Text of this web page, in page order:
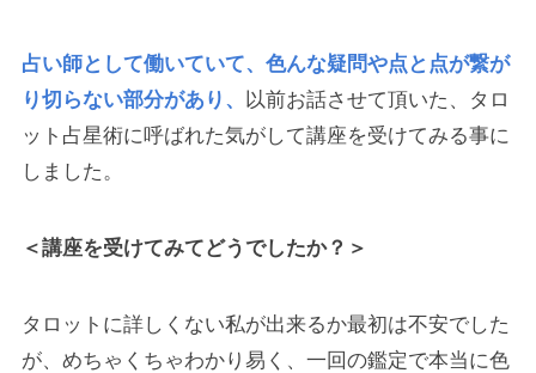
占い師として働いていて、色んな疑問や点と点が繋が
り切らない部分があり、 以前お話させて頂いた、タロ
ット占星術に呼ばれた気がして講座を受けてみる事に
しました。
＜講座を受けてみてどうでしたか？＞
タロットに詳しくない私が出来るか最初は不安でした
が、めちゃくちゃわかり易く、一回の鑑定で本当に色